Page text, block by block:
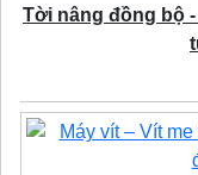
Tời nâng đồng bộ